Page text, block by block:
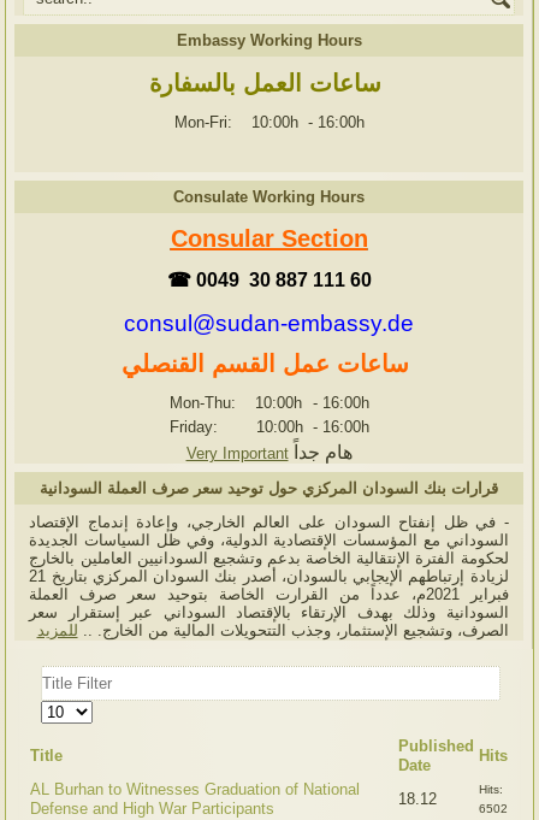
Embassy Working Hours
ساعات العمل بالسفارة
Mon-Fri: 10:00h - 16:00h
Consulate Working Hours
Consular Section
☎ 0049 30 887 111 60
consul@sudan-embassy.de
ساعات عمل القسم القنصلي
Mon-Thu: 10:00h - 16:00h
Friday: 10:00h - 16:00h
Very Important
هام جداً
قرارات بنك السودان المركزي حول توحيد سعر صرف العملة السودانية
- في ظل إنفتاح السودان على العالم الخارجي، وإعادة إندماج الإقتصاد
السوداني مع المؤسسات الإقتصادية الدولية، وفي ظل السياسات الجديدة
لحكومة الفترة الإنتقالية الخاصة بدعم وتشجيع السودانيين العاملين بالخارج
لزيادة إرتباطهم الإيجابي بالسودان، أصدر بنك السودان المركزي بتاريخ 21
فبراير 2021م، عدداً من القرارت الخاصة بتوحيد سعر صرف العملة
السودانية وذلك بهدف الإرتقاء بالإقتصاد السوداني عبر إستقرار سعر
الصرف، وتشجيع الإستثمار، وجذب التتحويلات المالية من الخارج. .. للمزيد
Title
Filter
Display
#
Title
Published
Date
Hits
AL Burhan to Witnesses Graduation of National
Defense and High War Participants
18.12
Hits:
6502